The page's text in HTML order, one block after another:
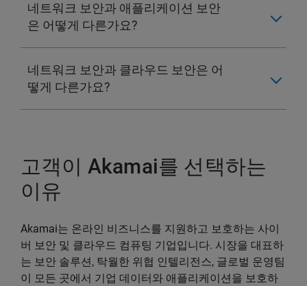
네트워크 보안과 애플리케이션 보안
은 어떻게 다른가요?
네트워크 보안과 클라우드 보안은 어
떻게 다른가요?
고객이 Akamai를 선택하는
이유
Akamai는 온라인 비즈니스를 지원하고 보호하는 사이
버 보안 및 클라우드 컴퓨팅 기업입니다. 시장을 대표하
는 보안 솔루션, 탁월한 위협 인텔리전스, 글로벌 운영팀
이 모든 곳에서 기업 데이터와 애플리케이션을 보호하